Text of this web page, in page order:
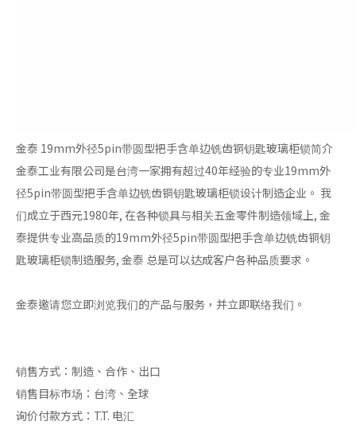
金泰 19mm外径5pin带圆型把手含单边铣齿铜钥匙玻璃柜锁简介
金泰工业有限公司是台湾一家拥有超过40年经验的专业19mm外
径5pin带圆型把手含单边铣齿铜钥匙玻璃柜锁设计制造企业。 我
们成立于西元1980年, 在各种锁具与相关五金零件制造领域上, 金
泰提供专业高品质的19mm外径5pin带圆型把手含单边铣齿铜钥
匙玻璃柜锁制造服务, 金泰 总是可以达成客户各种品质要求。
金泰邀请您立即浏览我们的产品与服务，并立即联络我们。
销售方式：制造、合作、出口
销售目标市场：台湾、全球
询价付款方式：T.T. 电汇